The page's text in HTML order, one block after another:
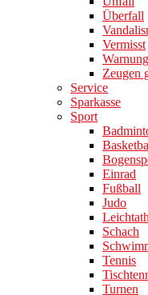
Überfall
Vermisst
Zeugen
Service
Sparkasse
Sport
Einrad
Fußball
Judo
Schach
Tennis
Turnen